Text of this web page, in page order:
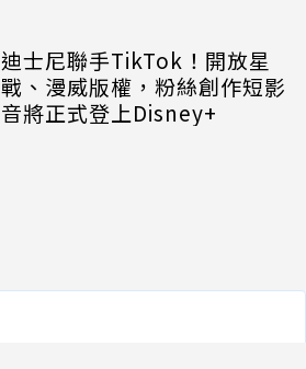
迪士尼聯手TikTok！開放星
戰、漫威版權，粉絲創作短影
音將正式登上Disney+